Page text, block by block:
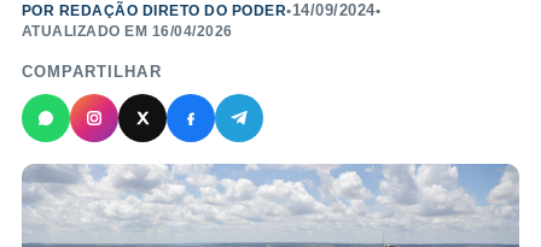
POR REDAÇÃO DIRETO DO PODER•14/09/2024•
ATUALIZADO EM 16/04/2026
COMPARTILHAR